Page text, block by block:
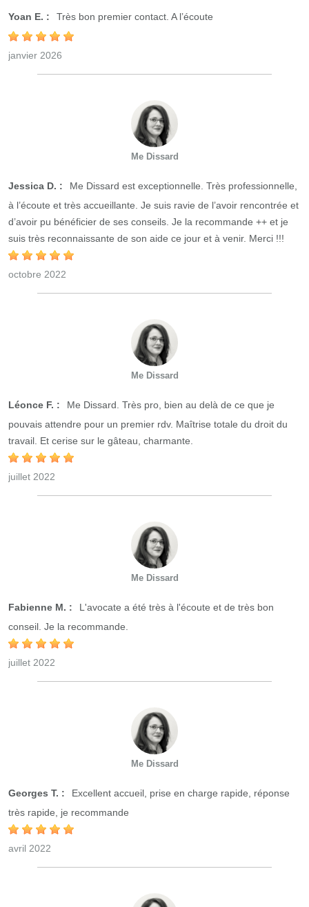
Yoan E. : Très bon premier contact. A l’écoute
janvier 2026
Me Dissard
Jessica D. :
Me Dissard est exceptionnelle. Très professionnelle,
à l’écoute et très accueillante. Je suis ravie de l’avoir rencontrée et
d’avoir pu bénéficier de ses conseils. Je la recommande ++ et je
suis très reconnaissante de son aide ce jour et à venir. Merci !!!
octobre 2022
Me Dissard
Léonce F. :
Me Dissard. Très pro, bien au delà de ce que je
pouvais attendre pour un premier rdv. Maîtrise totale du droit du
travail. Et cerise sur le gâteau, charmante.
juillet 2022
Me Dissard
Fabienne M. :
L'avocate a été très à l'écoute et de très bon
conseil. Je la recommande.
juillet 2022
Me Dissard
Georges T. :
Excellent accueil, prise en charge rapide, réponse
très rapide, je recommande
avril 2022